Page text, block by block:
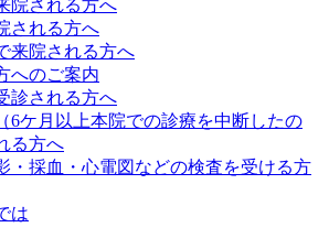
院される方へ
される方へ
来院される方へ
へのご案内
診される方へ
6ケ月以上本院での診療を中断したの
る方へ
・採血・心電図などの検査を受ける方
は